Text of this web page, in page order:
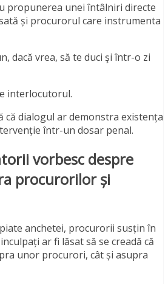
propunerea unei întâlniri directe
și procurorul care instrumenta
dacă vrea, să te duci şi într-o zi
interlocutorul.
că dialogul ar demonstra existența
într-un dosar penal.
vorbesc despre
procurorilor și
anchetei, procurorii susțin în
ar fi lăsat să se creadă că
unor procurori, cât și asupra